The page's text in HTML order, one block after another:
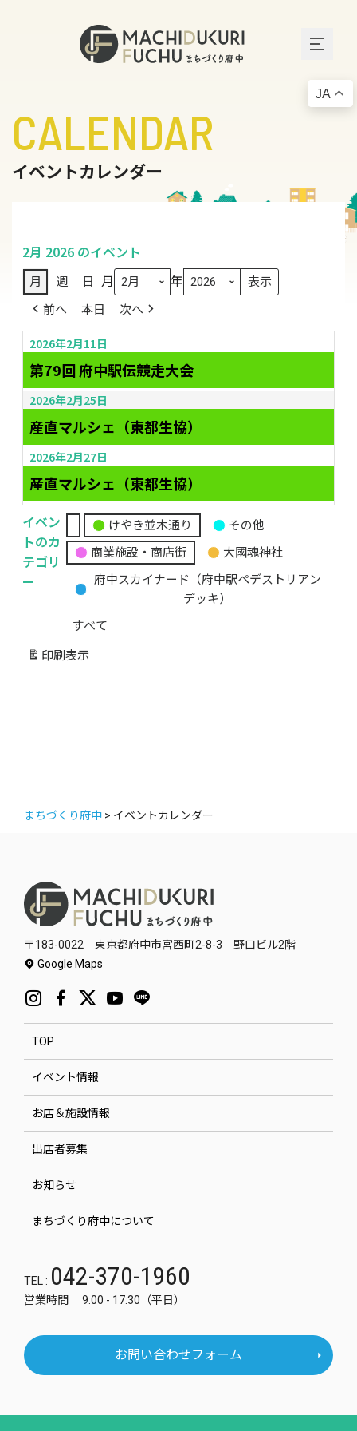
CALENDAR
イベントカレンダー
2月 2026 のイベント
月 週 日 月 年
前へ 本日 次へ
2026年2月11日
第79回 府中駅伝競走大会
2026年2月25日
産直マルシェ（東都生協）
2026年2月27日
産直マルシェ（東都生協）
イベン
トのカ
テゴリ
ー
無
題
カ
ゴ
リ
けやき並木通り
その他
商業施設・商店街
大國魂神社
府中スカイナード（府中駅ペデストリアン
デッキ）
すべて
印刷 表示
まちづくり府中 > イベントカレンダー
〒183-0022 東京都府中市宮西町2-8-3 野口ビル2階
Google Maps
TOP
イベント情報
お店＆施設情報
出店者募集
お知らせ
まちづくり府中について
TEL : 042-370-1960
営業時間 9:00 - 17:30（平日）
お問い合わせフォーム
JA